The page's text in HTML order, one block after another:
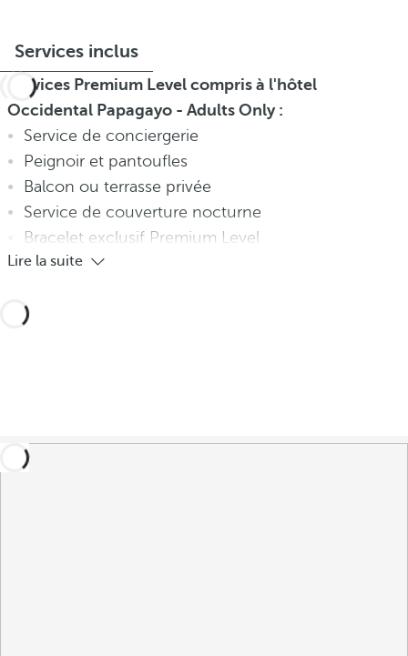
Services inclus
Services Premium Level compris à l'hôtel
Occidental Papagayo - Adults Only :
Service de conciergerie
Peignoir et pantoufles
Balcon ou terrasse privée
Service de couverture nocturne
Bracelet exclusif Premium Level
Lire la suite